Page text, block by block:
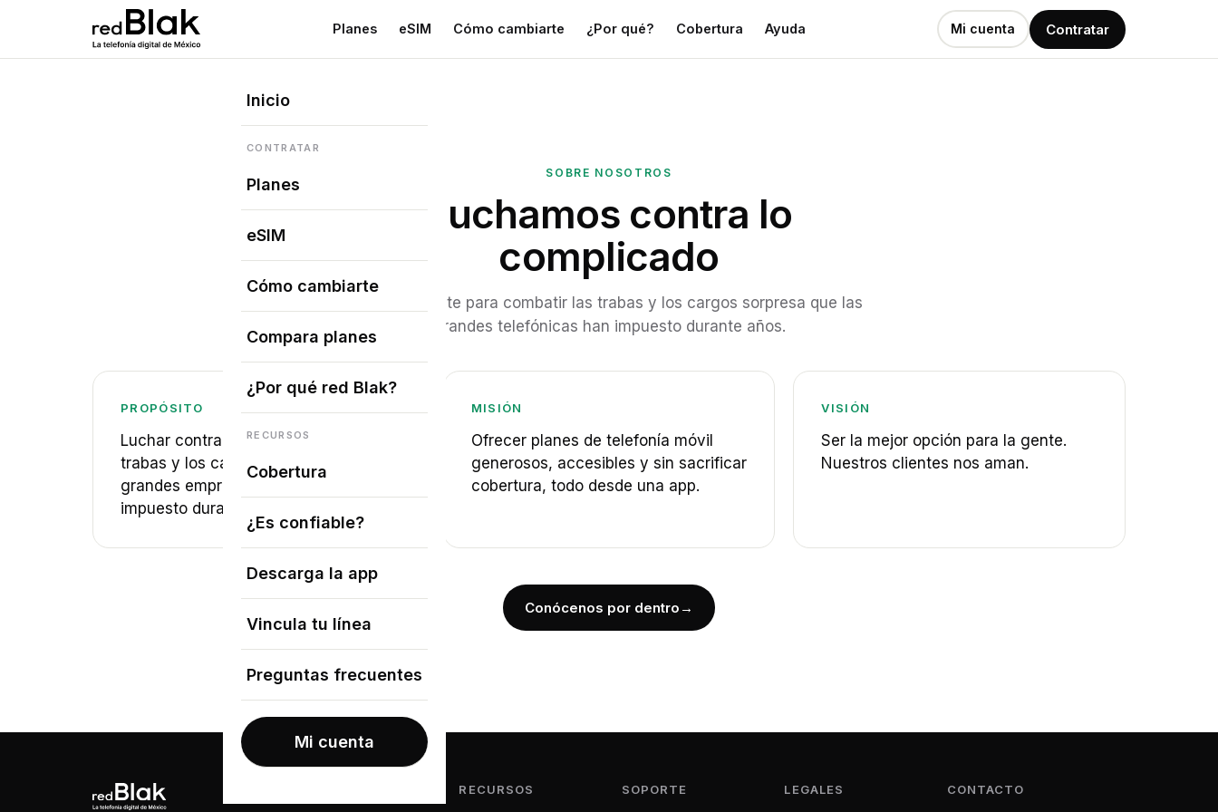
Planes eSIM Cómo cambiarte ¿Por qué? Cobertura Ayuda Mi cuenta Contratar
Inicio
CONTRATAR
Planes
eSIM
Cómo cambiarte
Compara planes
¿Por qué red Blak?
RECURSOS
Cobertura
¿Es confiable?
Descarga la app
Vincula tu línea
Preguntas frecuentes
Mi cuenta
SOBRE NOSOTROS
Luchamos contra lo
complicado
red Blak existe para combatir las trabas y los cargos sorpresa que las
grandes telefónicas han impuesto durante años.
PROPÓSITO
Luchar contra lo complicado, las
trabas y los cargos sorpresa que las
grandes empresas de telefonía han
impuesto durante años.
MISIÓN
Ofrecer planes de telefonía móvil
generosos, accesibles y sin sacrificar
cobertura, todo desde una app.
VISIÓN
Ser la mejor opción para la gente.
Nuestros clientes nos aman.
Conócenos por dentro →
RECURSOS SOPORTE LEGALES
CONTACTO